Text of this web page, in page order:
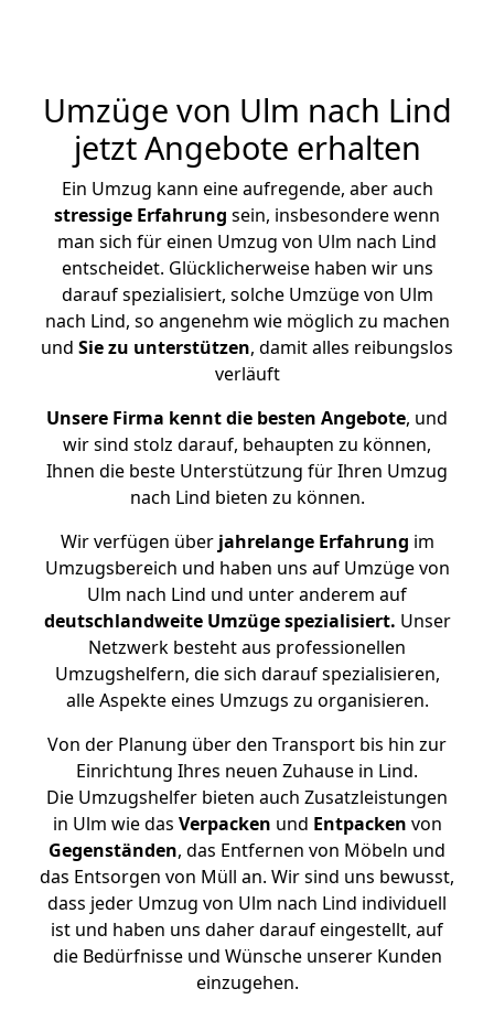
Umzüge von Ulm nach Lind
jetzt Angebote erhalten
Ein Umzug kann eine aufregende, aber auch
stressige Erfahrung sein, insbesondere wenn
man sich für einen Umzug von Ulm nach Lind
entscheidet. Glücklicherweise haben wir uns
darauf spezialisiert, solche Umzüge von Ulm
nach Lind, so angenehm wie möglich zu machen
und Sie zu unterstützen, damit alles reibungslos
verläuft
Unsere Firma kennt die besten Angebote, und
wir sind stolz darauf, behaupten zu können,
Ihnen die beste Unterstützung für Ihren Umzug
nach Lind bieten zu können.
Wir verfügen überjahrelange Erfahrung im
Umzugsbereich und haben uns auf Umzüge von
Ulm nach Lind und unter anderem auf
deutschlandweite Umzüge spezialisiert. Unser
Netzwerk besteht aus professionellen
Umzugshelfern, die sich darauf spezialisieren,
alle Aspekte eines Umzugs zu organisieren.
Von der Planung über den Transport bis hin zur
Einrichtung Ihres neuen Zuhause in Lind.
Die Umzugshelfer bieten auch Zusatzleistungen
in Ulm wie das Verpacken und Entpacken von
Gegenständen, das Entfernen von Möbeln und
das Entsorgen von Müll an. Wir sind uns bewusst,
dass jeder Umzug von Ulm nach Lind individuell
ist und haben uns daher darauf eingestellt, auf
die Bedürfnisse und Wünsche unserer Kunden
einzugehen.